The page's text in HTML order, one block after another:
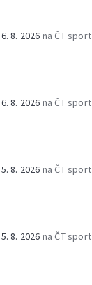
6. 8. 2026 na ČT sport
6. 8. 2026 na ČT sport
5. 8. 2026 na ČT sport
5. 8. 2026 na ČT sport